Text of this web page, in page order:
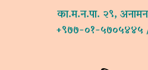
का.म.न.पा. २९,
+९७७-०१-५७०५४४५